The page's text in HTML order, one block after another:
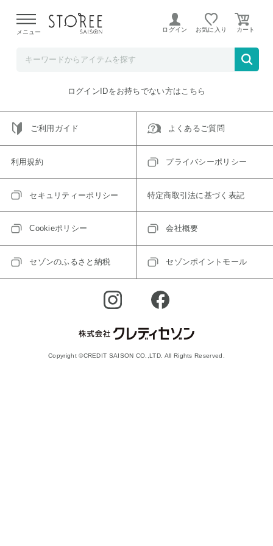
よる配送遅延が発生しております。
メニュー ログイン お気に入り
ご指定のアイテムは取り扱い終了、またはただいま取り扱い
トップへ戻る
ログインIDをお持ちでない方はこちら
ご利用ガイド よくあるご質問
利用規約 プライバシーポリシー
セキュリティーポリシー 特定商取引法に基づく表記
Cookieポリシー 会社概要
セゾンのふるさと納税 セゾンポイントモール
Copyright ©CREDIT SAISON CO.,LTD. All Rights Reserved.